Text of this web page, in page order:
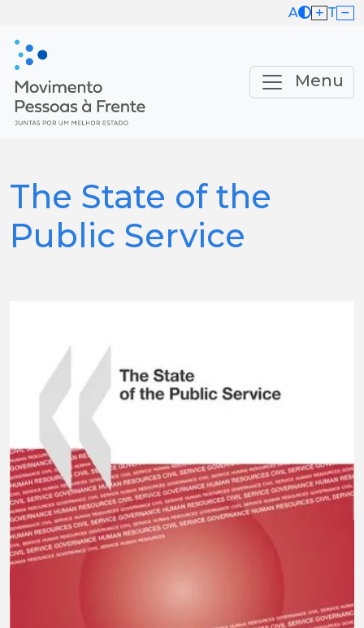
A T
Menu
The State of the
Public Service